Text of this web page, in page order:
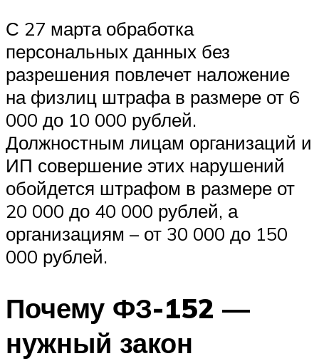
С 27 марта обработка
персональных данных без
разрешения повлечет наложение
на физлиц штрафа в размере от 6
000 до 10 000 рублей.
Должностным лицам организаций и
ИП совершение этих нарушений
обойдется штрафом в размере от
20 000 до 40 000 рублей, а
организациям – от 30 000 до 150
000 рублей.
Почему ФЗ-152 —
нужный закон